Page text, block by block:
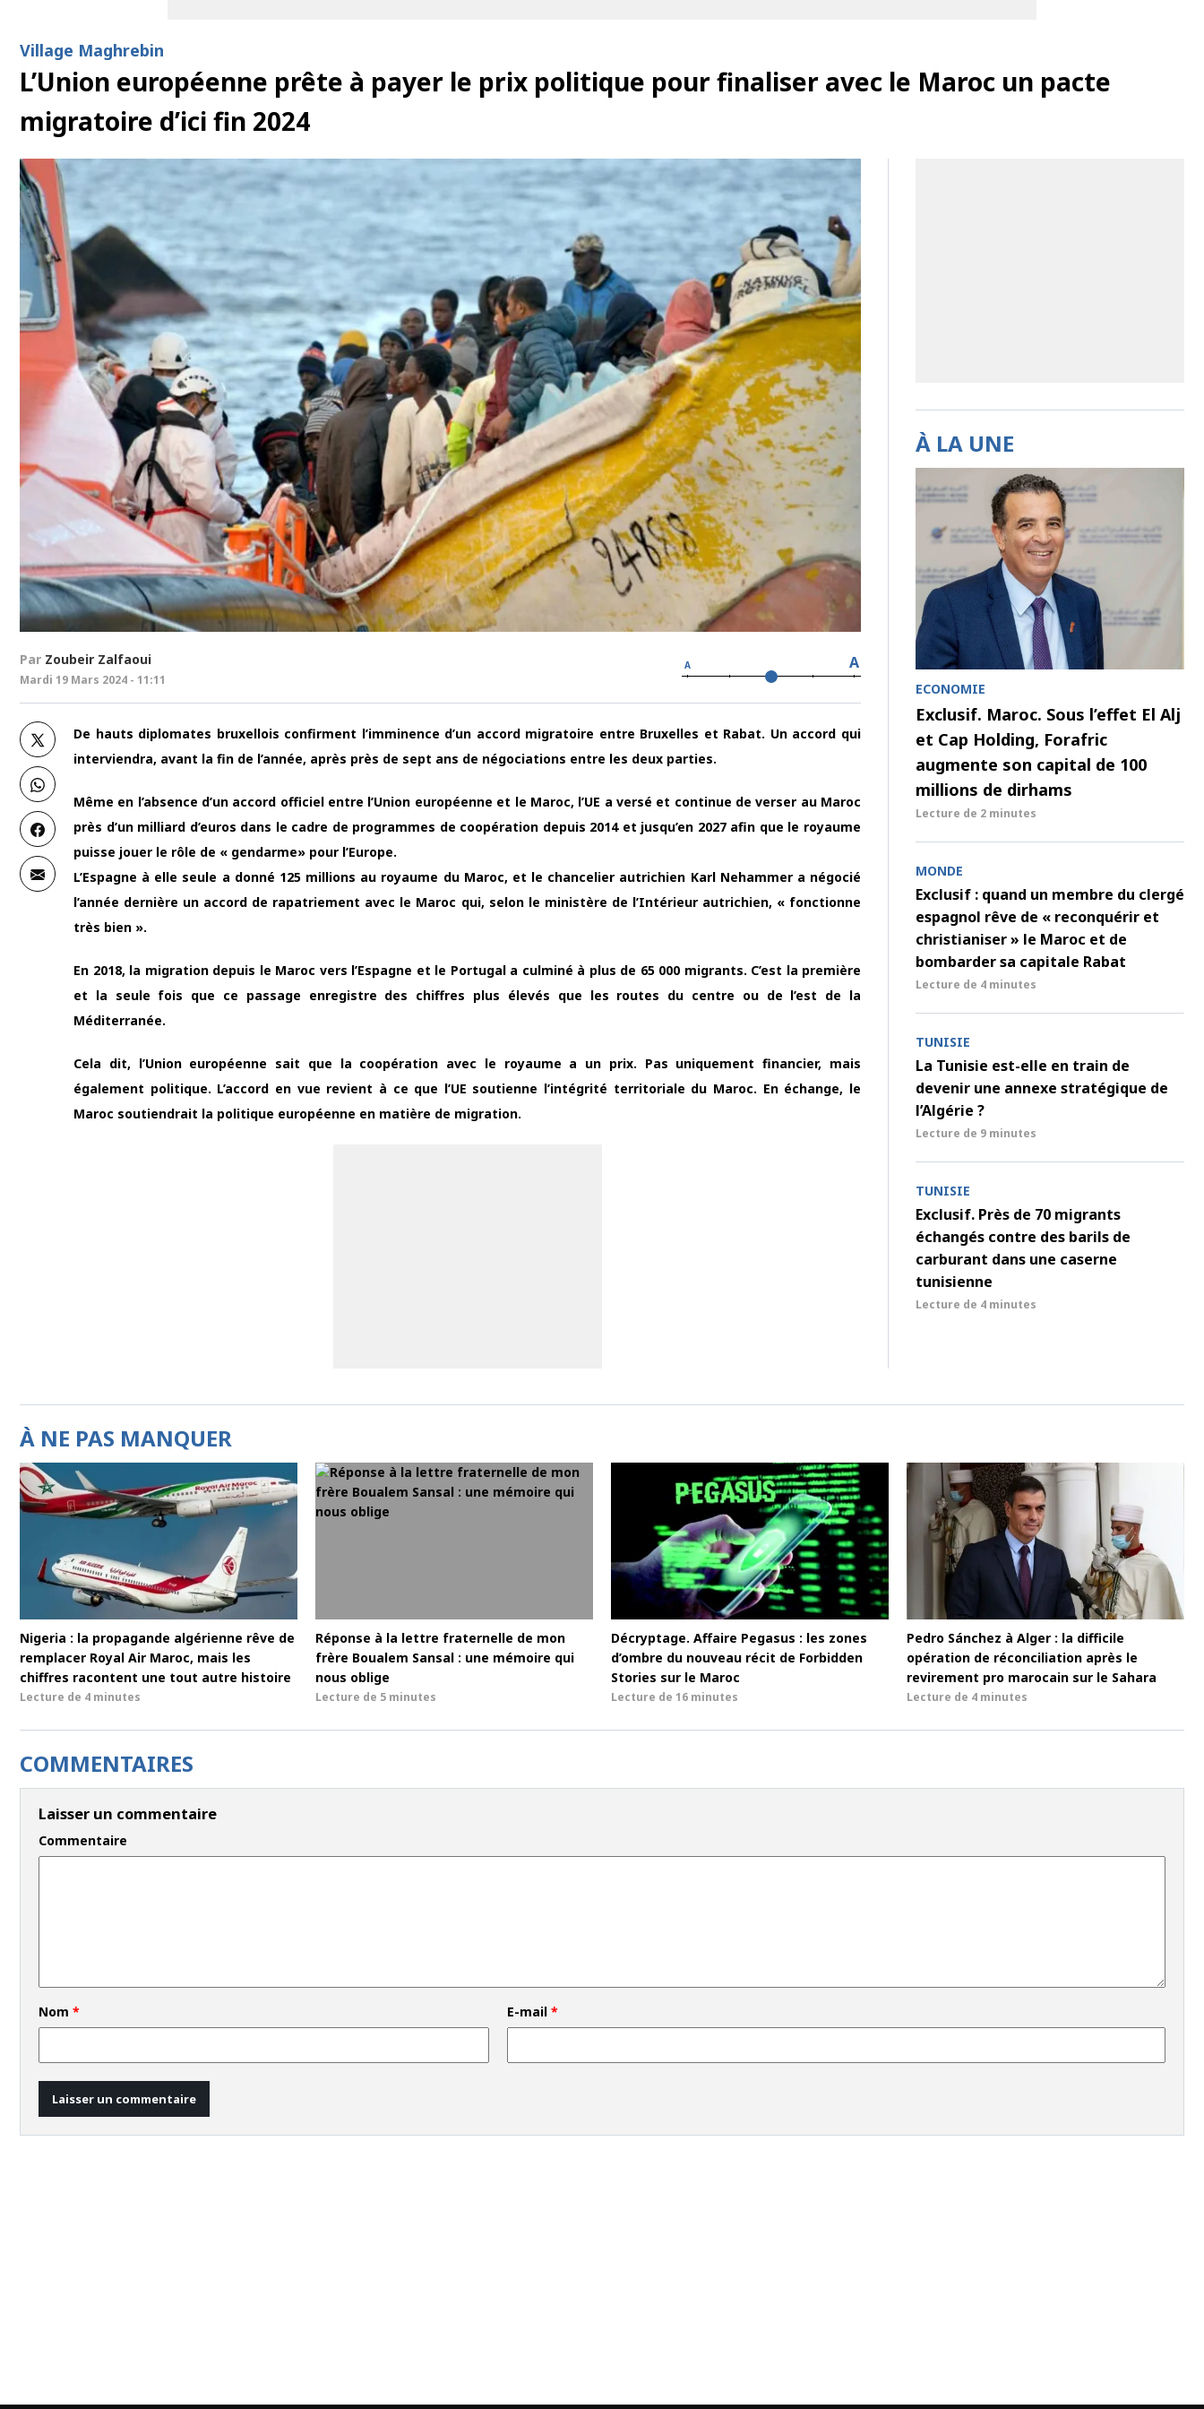
Village Maghrebin
L’Union européenne prête à payer le prix politique pour finaliser avec le Maroc un pacte
migratoire d’ici fin 2024
Par Zoubeir Zalfaoui
Mardi 19 Mars 2024 - 11:11
A A
De hauts diplomates bruxellois confirment l’imminence d’un accord migratoire entre Bruxelles et Rabat. Un accord qui
interviendra, avant la fin de l’année, après près de sept ans de négociations entre les deux parties.
Même en l’absence d’un accord officiel entre l’Union européenne et le Maroc, l’UE a versé et continue de verser au Maroc
près d’un milliard d’euros dans le cadre de programmes de coopération depuis 2014 et jusqu’en 2027 afin que le royaume
puisse jouer le rôle de « gendarme» pour l’Europe.
L’Espagne à elle seule a donné 125 millions au royaume du Maroc, et le chancelier autrichien Karl Nehammer a négocié
l’année dernière un accord de rapatriement avec le Maroc qui, selon le ministère de l’Intérieur autrichien, « fonctionne
très bien ».
En 2018, la migration depuis le Maroc vers l’Espagne et le Portugal a culminé à plus de 65 000 migrants. C’est la première
et la seule fois que ce passage enregistre des chiffres plus élevés que les routes du centre ou de l’est de la
Méditerranée.
Cela dit, l’Union européenne sait que la coopération avec le royaume a un prix. Pas uniquement financier, mais
également politique. L’accord en vue revient à ce que l’UE soutienne l’intégrité territoriale du Maroc. En échange, le
Maroc soutiendrait la politique européenne en matière de migration.
À LA UNE
ECONOMIE
Exclusif. Maroc. Sous l’effet El Alj
et Cap Holding, Forafric
augmente son capital de 100
millions de dirhams
Lecture de 2 minutes
MONDE
Exclusif : quand un membre du clergé
espagnol rêve de « reconquérir et
christianiser » le Maroc et de
bombarder sa capitale Rabat
Lecture de 4 minutes
TUNISIE
La Tunisie est-elle en train de
devenir une annexe stratégique de
l’Algérie ?
Lecture de 9 minutes
TUNISIE
Exclusif. Près de 70 migrants
échangés contre des barils de
carburant dans une caserne
tunisienne
Lecture de 4 minutes
À NE PAS MANQUER
Nigeria : la propagande algérienne rêve de
remplacer Royal Air Maroc, mais les
chiffres racontent une tout autre histoire
Lecture de 4 minutes
Réponse à la lettre fraternelle de mon
frère Boualem Sansal : une mémoire qui
nous oblige
Lecture de 5 minutes
Décryptage. Affaire Pegasus : les zones
d’ombre du nouveau récit de Forbidden
Stories sur le Maroc
Lecture de 16 minutes
Pedro Sánchez à Alger : la difficile
opération de réconciliation après le
revirement pro marocain sur le Sahara
Lecture de 4 minutes
COMMENTAIRES
Laisser un commentaire
Commentaire
Nom * E-mail*